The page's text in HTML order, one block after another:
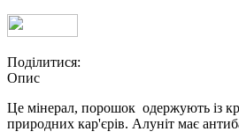
Поділитися:
Опис
Це мінерал, порошок одержують із
природних кар'єрів. Алуніт має